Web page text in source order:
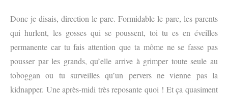
Donc je disais, direction le parc. Formidable le parc, les parents
qui hurlent, les gosses qui se poussent, toi tu es en éveilles
permanente car tu fais attention que ta môme ne se fasse pas
pousser par les grands, qu’elle arrive à grimper toute seule au
toboggan ou tu surveilles qu’un pervers ne vienne pas la
kidnapper. Une après-midi très reposante quoi ! Et ça quasiment